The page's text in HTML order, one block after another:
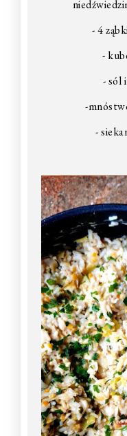
- 4
-
- sól
-
-